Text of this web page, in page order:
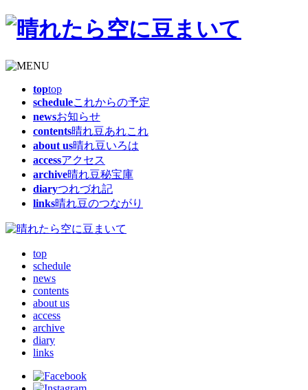
toptop
scheduleこれからの予定
newsお知らせ
contents晴れ豆あれこれ
about us晴れ豆いろは
accessアクセス
archive晴れ豆秘宝庫
diaryつれづれ記
links晴れ豆のつながり
top
schedule
news
contents
about us
access
archive
diary
links